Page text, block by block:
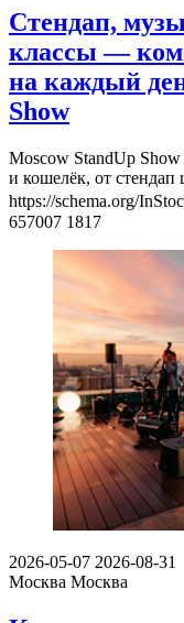
Стендап,
классы —
на каждый
Show
Moscow StandUp
и кошелёк, от
https://schema.org/
657007 1817
2026-05-07 2026-08-31
Москва Москва